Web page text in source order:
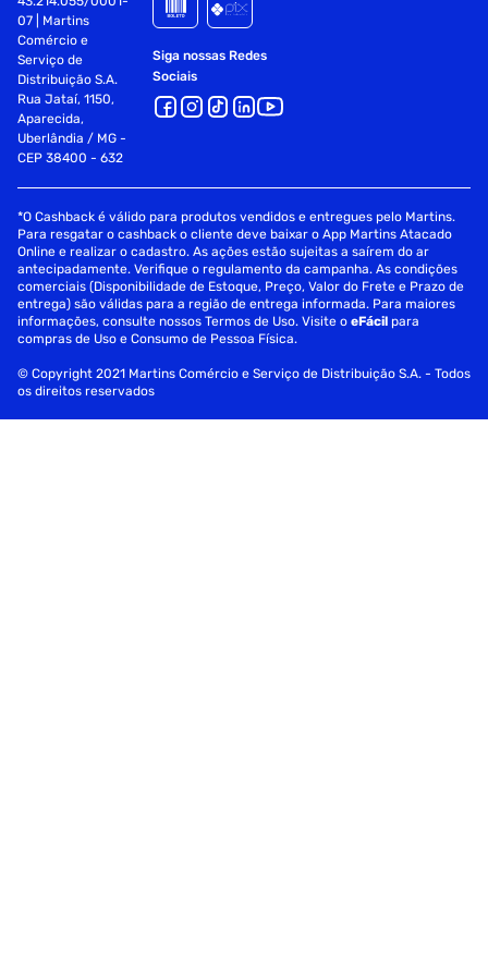
07 | Martins
Comércio e
Serviço de
Distribuição S.A.
Rua Jataí, 1150,
Aparecida,
Uberlândia / MG -
CEP 38400 - 632
Siga nossas Redes
Sociais
*O Cashback é válido para produtos vendidos e entregues pelo Martins.
Para resgatar o cashback o cliente deve baixar o App Martins Atacado
Online e realizar o cadastro. As ações estão sujeitas a saírem do ar
antecipadamente. Verifique o regulamento da campanha. As condições
comerciais (Disponibilidade de Estoque, Preço, Valor do Frete e Prazo de
entrega) são válidas para a região de entrega informada. Para maiores
informações, consulte nossos Termos de Uso. Visite oeFácil para
compras de Uso e Consumo de Pessoa Física.
© Copyright 2021 Martins Comércio e Serviço de Distribuição S.A. - Todos
os direitos reservados